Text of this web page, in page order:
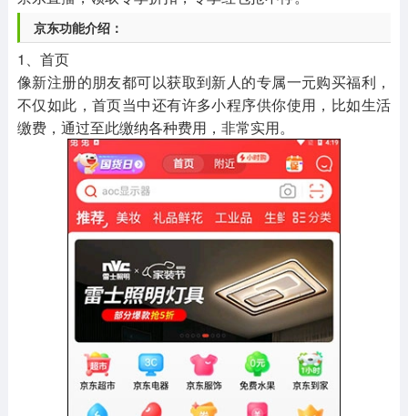
京东功能介绍：
1、首页
像新注册的朋友都可以获取到新人的专属一元购买福利，
不仅如此，首页当中还有许多小程序供你使用，比如生活
缴费，通过至此缴纳各种费用，非常实用。